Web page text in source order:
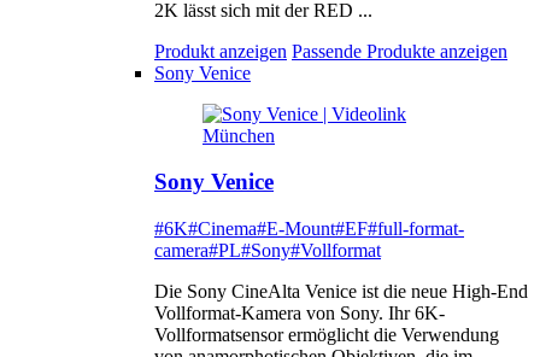
2K lässt sich mit der RED ...
Produkt anzeigen Passende Produkte anzeigen
Sony Venice
Sony Venice
#6K#Cinema#E-Mount#EF#full-format-
camera#PL#Sony#Vollformat
Die Sony CineAlta Venice ist die neue High-End
Vollformat-Kamera von Sony. Ihr 6K-
Vollformatsensor ermöglicht die Verwendung